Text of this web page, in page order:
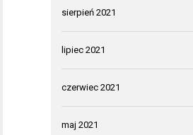
sierpień 2021
lipiec 2021
czerwiec 2021
maj 2021